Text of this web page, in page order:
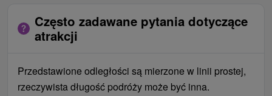
Często zadawane pytania dotyczące
atrakcji
Przedstawione odległości są mierzone w linii prostej,
rzeczywista długość podróży może być inna.